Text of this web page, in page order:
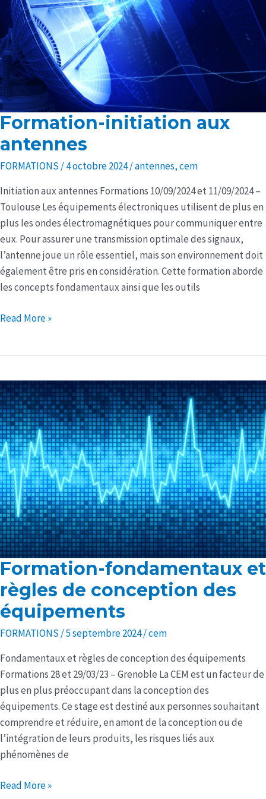
Formation-initiation aux
antennes
FORMATIONS /4 octobre 2024/antennes,cem
Initiation aux antennes Formations 10/09/2024 et 11/09/2024 –
Toulouse Les équipements électroniques utilisent de plus en
plus les ondes électromagnétiques pour communiquer entre
eux. Pour assurer une transmission optimale des signaux,
l’antenne joue un rôle essentiel, mais son environnement doit
également être pris en considération. Cette formation aborde
les concepts fondamentaux ainsi que les outils
Formation-
initiation
aux
antennes
Read More »
Formation-fondamentaux et
règles de conception des
équipements
FORMATIONS /5 septembre 2024/cem
Fondamentaux et règles de conception des équipements
Formations 28 et 29/03/23 – Grenoble La CEM est un facteur de
plus en plus préoccupant dans la conception des
équipements. Ce stage est destiné aux personnes souhaitant
comprendre et réduire, en amont de la conception ou de
l’intégration de leurs produits, les risques liés aux
phénomènes de
Formation-
fondamentaux
et
règles
de
des
équipements
Read More »